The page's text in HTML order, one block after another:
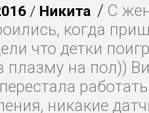
/ Никита / С
когда
что детки
плазму на пол))
никакие